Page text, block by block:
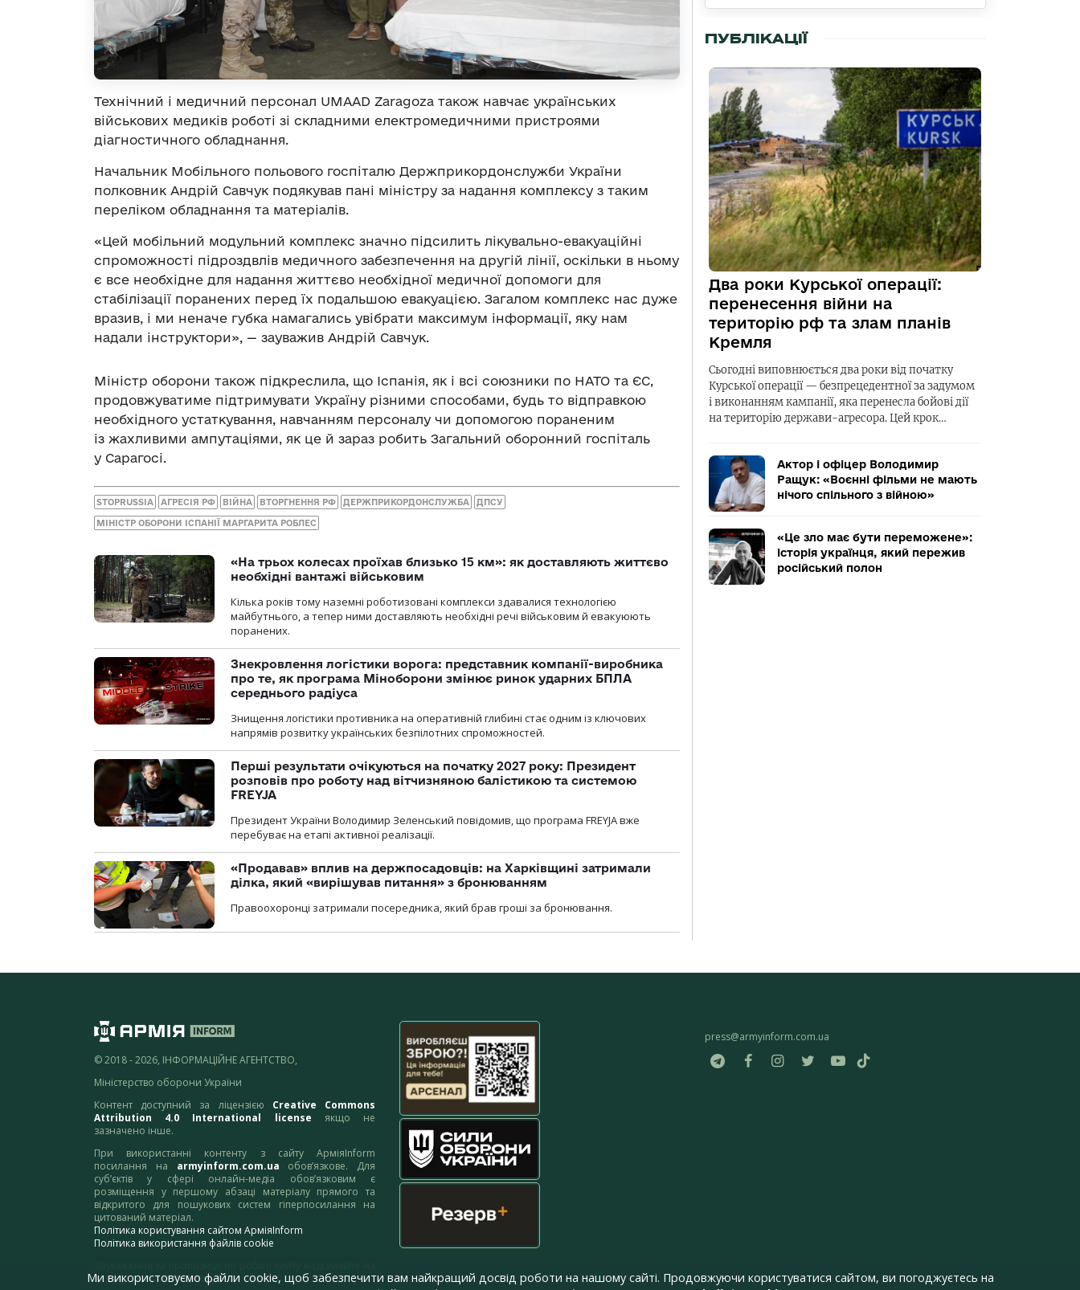
Технічний і медичний персонал UMAAD Zaragoza також навчає українських
військових медиків роботі зі складними електромедичними пристроями
діагностичного обладнання.
Начальник Мобільного польового госпіталю Держприкордонслужби України
полковник Андрій Савчук подякував пані міністру за надання комплексу з таким
переліком обладнання та матеріалів.
«Цей мобільний модульний комплекс значно підсилить лікувально-евакуаційні
спроможності підроздвлів медичного забезпечення на другій лінії, оскільки в ньому
є все необхідне для надання життєво необхідної медичної допомоги для
стабілізації поранених перед їх подальшою евакуацією. Загалом комплекс нас дуже
вразив, і ми неначе губка намагались увібрати максимум інформації, яку нам
надали інструктори», — зауважив Андрій Савчук.
Міністр оборони також підкреслила, що Іспанія, як і всі союзники по НАТО та ЄС,
продовжуватиме підтримувати Україну різними способами, будь то відправкою
необхідного устаткування, навчанням персоналу чи допомогою пораненим
із жахливими ампутаціями, як це й зараз робить Загальний оборонний госпіталь
у Сарагосі.
STOPRUSSIA АГРЕСІЯ РФ ВІЙНА ВТОРГНЕННЯ РФ ДЕРЖПРИКОРДОНСЛУЖБА ДПСУ
МІНІСТР ОБОРОНИ ІСПАНІЇ МАРГАРИТА РОБЛЕС
«На трьох колесах проїхав близько 15 км»: як доставляють життєво
необхідні вантажі військовим
Кілька років тому наземні роботизовані комплекси здавалися технологією
майбутнього, а тепер ними доставляють необхідні речі військовим й евакуюють
поранених.
Знекровлення логістики ворога: представник компанії-виробника
про те, як програма Міноборони змінює ринок ударних БПЛА
середнього радіуса
Знищення логістики противника на оперативній глибині стає одним із ключових
напрямів розвитку українських безпілотних спроможностей.
Перші результати очікуються на початку 2027 року: Президент
розповів про роботу над вітчизняною балістикою та системою
FREYJA
Президент України Володимир Зеленський повідомив, що програма FREYJA вже
перебуває на етапі активної реалізації.
«Продавав» вплив на держпосадовців: на Харківщині затримали
ділка, який «вирішував питання» з бронюванням
Правоохоронці затримали посередника, який брав гроші за бронювання.
ПУБЛІКАЦІЇ
Два роки Курської операції:
перенесення війни на
територію рф та злам планів
Кремля
Сьогодні виповнюється два роки від початку
Курської операції — безпрецедентної за задумом
і виконанням кампанії, яка перенесла бойові дії
на територію держави-агресора. Цей крок…
Актор і офіцер Володимир
Ращук: «Воєнні фільми не мають
нічого спільного з війною»
«Це зло має бути переможене»:
історія українця, який пережив
російський полон
© 2018 - 2026, ІНФОРМАЦІЙНЕ АГЕНТСТВО,
Міністерство оборони України
Контент доступний за ліцензією Creative Commons
Attribution 4.0 International license якщо не
зазначено інше.
При використанні контенту з сайту АрміяInform
посилання на armyinform.com.ua обов’язкове. Для
суб’єктів у сфері онлайн-медіа обов’язковим є
розміщення у першому абзаці матеріалу прямого та
відкритого для пошукових систем гіперпосилання на
цитований матеріал.
Політика користування сайтом АрміяInform
Політика використання файлів cookie
адресу:webmaster@armyinform.com.ua
press@armyinform.com.ua
Ми використовуємо файли cookie, щоб забезпечити вам найкращий досвід роботи на нашому сайті. Продовжуючи користуватися сайтом, ви погоджуєтесь на